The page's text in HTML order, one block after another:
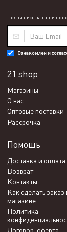
Подпишись на наши
Ознакомлен и
21 shop
Магазины
О нас
Оптовые поставки
Рассрочка
Помощь
Доставка и оплата
Возврат
Контакты
Как сделать заказ
магазине
Политика